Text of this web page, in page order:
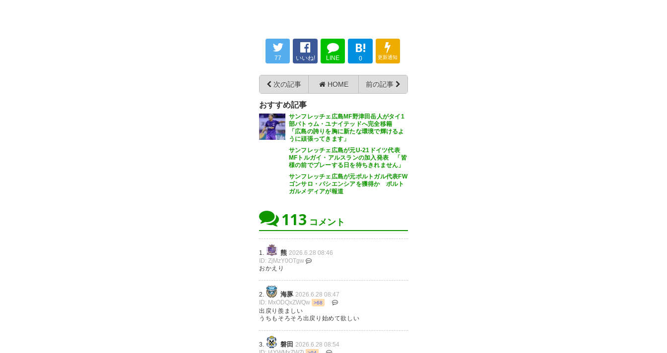
U-名無しさん2026/06/28(日) 06:25:07 ID:gIv9F4cM0
マイチわからん
森保が使ってたスーパーサブスピード系
は維持できてるのか？
219U-名無しさん2026/06/28(日) 06:54:57 ID:+vWzIiwS0
セルビアやブンデスやリーガで活躍しワールドカッ
プではノイアーぶっこ抜いてドイツ相手に決勝点決
めたベテランFW
浅野という名前除いたこの選手を欧州から獲得した
となったらどうよ
踊らん奴おるんか？
224 U-名無しさん 2026/06/28(日) 07:06:44 ID:ggGGmYdl0
ノイアー相手にあのゴールだからJでは2桁余裕だろ
228U-名無しさん
怪我や年齢を考慮して2015のジョーカー的な役割
も期待出来る
まあ活躍どうこうよりピースウイングで浅野が走っ
てる姿見るだけで涙腺緩みそうだけど
240U-名無しさん
年俸なんぼなんだろ
77 いいね! LINE
B!
0 更新通知
次の記事 HOME 前の記事
おすすめ記事
サンフレッチェ広島MF野津田岳人がタイ1
部パトゥム・ユナイテッドへ完全移籍
「広島の誇りを胸に新たな環境で輝けるよ
うに頑張ってきます」
サンフレッチェ広島が元U-21ドイツ代表
MFトルガイ・アルスランの加入発表 「皆
様の前でプレーする日を待ちきれません」
サンフレッチェ広島が元ポルトガル代表FW
ゴンサロ・パシエンシアを獲得か ポルト
ガルメディアが報道
113 コメント
1. 熊 2026.6.28 08:46
ID: ZjMzY0OTgw
おかえり
2. 海豚 2026.6.28 08:47
ID: MxODQxZWQw
>68
出戻り羨ましい
うちもそろそろ出戻り始めて欲しい
3. 磐田 2026.6.28 08:54